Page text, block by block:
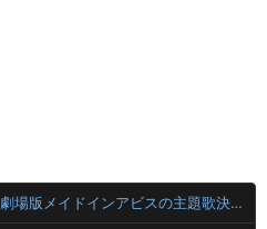
【速報】ホロライブのVtuber、劇場版メイドインアビスの主題歌決定wwwwwwwwww